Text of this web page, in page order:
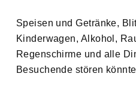
Speisen und Getränke,
Kinderwagen, Alkohol,
Regenschirme und alle
Besuchende stören